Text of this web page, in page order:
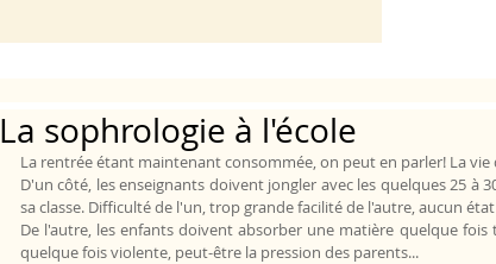
La sophrologie à l'école
La rentrée étant maintenant consommée, on peut en parler! La vie
D'un côté, les enseignants doivent jongler avec les quelques 25 à
sa classe. Difficulté de l'un, trop grande facilité de l'autre, aucun
De l'autre, les enfants doivent absorber une matière quelque
quelque fois violente, peut-être la pression des parents...